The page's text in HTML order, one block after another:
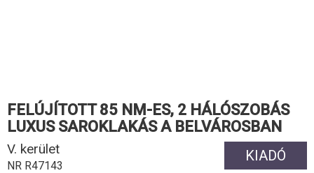
FELÚJÍTOTT 85 NM-ES, 2 HÁLÓSZOBÁS
LUXUS SAROKLAKÁS A BELVÁROSBAN
KIADÓ
V. kerület
NR R47143